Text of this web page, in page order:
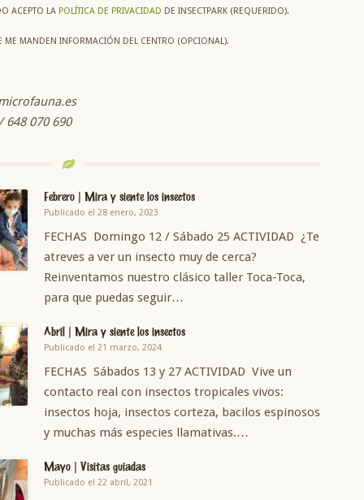
ACEPTO LA POLÍTICA DE PRIVACIDAD DE INSECTPARK (REQUERIDO).
ME MANDEN INFORMACIÓN DEL CENTRO (OPCIONAL).
648 070 690
Febrero | Mira y siente los insectos
Publicado el 28 enero, 2023
FECHAS Domingo 12 / Sábado 25 ACTIVIDAD ¿Te
atreves a ver un insecto muy de cerca?
Reinventamos nuestro clásico taller Toca-Toca,
para que puedas seguir…
Abril | Mira y siente los insectos
Publicado el 21 marzo, 2024
FECHAS Sábados 13 y 27 ACTIVIDAD Vive un
contacto real con insectos tropicales vivos:
insectos hoja, insectos corteza, bacilos espinosos
y muchas más especies llamativas.…
Mayo | Visitas guiadas
Publicado el 22 abril, 2021